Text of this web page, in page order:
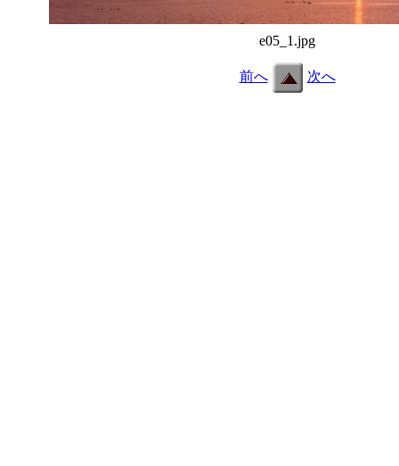
e05_1.jpg
前へ 次へ